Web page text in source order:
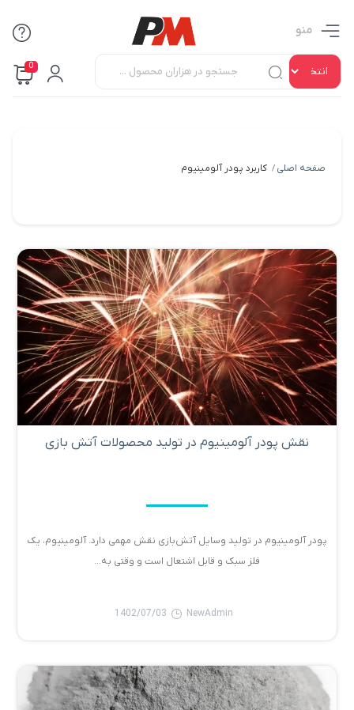
منو
0
صفحه اصلی / کاربرد پودر آلومینیوم
نقش پودر آلومینیوم در تولید محصولات آتش بازی
پودر آلومینیوم در تولید وسایل آتش‌بازی نقش مهمی دارد. آلومینیوم، یک
فلز سبک و قابل اشتعال است و وقتی به...
NewAdmin
1402/07/03